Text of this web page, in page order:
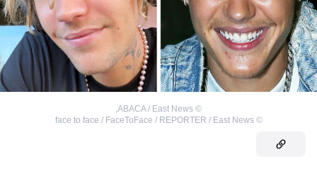
©
ABACA / East News
,
©
face to face / FaceToFace / REPORTER / East News